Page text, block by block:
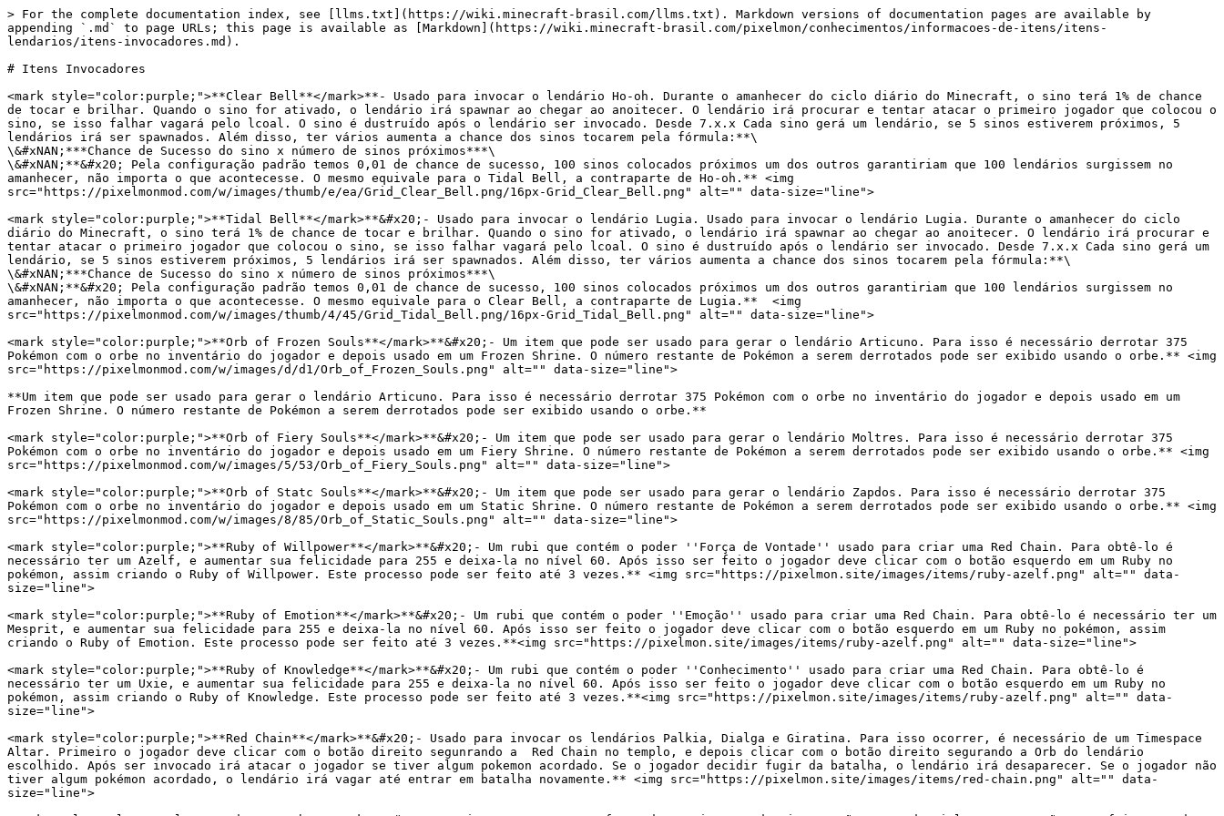
> For the complete documentation index, see [llms.txt](https://wiki.minecraft-brasil.com/llms.txt). Markdown versions of documentation pages are available by
appending `.md` to page URLs; this page is available as [Markdown](https://wiki.minecraft-brasil.com/pixelmon/conhecimentos/informacoes-de-itens/itens-
lendarios/itens-invocadores.md).
# Itens Invocadores
<mark style="color:purple;">**Clear Bell**</mark>**- Usado para invocar o lendário Ho-oh. Durante o amanhecer do ciclo diário do Minecraft, o sino terá 1% de chance
de tocar e brilhar. Quando o sino for ativado, o lendário irá spawnar ao chegar ao anoitecer. O lendário irá procurar e tentar atacar o primeiro jogador que colocou o
sino, se isso falhar vagará pelo lcoal. O sino é dustruído após o lendário ser invocado. Desde 7.x.x Cada sino gerá um lendário, se 5 sinos estiverem próximos, 5
lendários irá ser spawnados. Além disso, ter vários aumenta a chance dos sinos tocarem pela fórmula:**\
\&#xNAN;***Chance de Sucesso do sino x número de sinos próximos***\
\&#xNAN;**&#x20; Pela configuração padrão temos 0,01 de chance de sucesso, 100 sinos colocados próximos um dos outros garantiriam que 100 lendários surgissem no
amanhecer, não importa o que acontecesse. O mesmo equivale para o Tidal Bell, a contraparte de Ho-oh.** <img
src="https://pixelmonmod.com/w/images/thumb/e/ea/Grid_Clear_Bell.png/16px-Grid_Clear_Bell.png" alt="" data-size="line">
<mark style="color:purple;">**Tidal Bell**</mark>**&#x20;- Usado para invocar o lendário Lugia. Usado para invocar o lendário Lugia. Durante o amanhecer do ciclo
diário do Minecraft, o sino terá 1% de chance de tocar e brilhar. Quando o sino for ativado, o lendário irá spawnar ao chegar ao anoitecer. O lendário irá procurar e
tentar atacar o primeiro jogador que colocou o sino, se isso falhar vagará pelo lcoal. O sino é dustruído após o lendário ser invocado. Desde 7.x.x Cada sino gerá um
lendário, se 5 sinos estiverem próximos, 5 lendários irá ser spawnados. Além disso, ter vários aumenta a chance dos sinos tocarem pela fórmula:**\
\&#xNAN;***Chance de Sucesso do sino x número de sinos próximos***\
\&#xNAN;**&#x20; Pela configuração padrão temos 0,01 de chance de sucesso, 100 sinos colocados próximos um dos outros garantiriam que 100 lendários surgissem no
amanhecer, não importa o que acontecesse. O mesmo equivale para o Clear Bell, a contraparte de Lugia.**  <img
src="https://pixelmonmod.com/w/images/thumb/4/45/Grid_Tidal_Bell.png/16px-Grid_Tidal_Bell.png" alt="" data-size="line">
<mark style="color:purple;">**Orb of Frozen Souls**</mark>**&#x20;- Um item que pode ser usado para gerar o lendário Articuno. Para isso é necessário derrotar 375
Pokémon com o orbe no inventário do jogador e depois usado em um Frozen Shrine. O número restante de Pokémon a serem derrotados pode ser exibido usando o orbe.** <img
src="https://pixelmonmod.com/w/images/d/d1/Orb_of_Frozen_Souls.png" alt="" data-size="line">
**Um item que pode ser usado para gerar o lendário Articuno. Para isso é necessário derrotar 375 Pokémon com o orbe no inventário do jogador e depois usado em um
Frozen Shrine. O número restante de Pokémon a serem derrotados pode ser exibido usando o orbe.**
<mark style="color:purple;">**Orb of Fiery Souls**</mark>**&#x20;- Um item que pode ser usado para gerar o lendário Moltres. Para isso é necessário derrotar 375
Pokémon com o orbe no inventário do jogador e depois usado em um Fiery Shrine. O número restante de Pokémon a serem derrotados pode ser exibido usando o orbe.** <img
src="https://pixelmonmod.com/w/images/5/53/Orb_of_Fiery_Souls.png" alt="" data-size="line">
<mark style="color:purple;">**Orb of Statc Souls**</mark>**&#x20;- Um item que pode ser usado para gerar o lendário Zapdos. Para isso é necessário derrotar 375
Pokémon com o orbe no inventário do jogador e depois usado em um Static Shrine. O número restante de Pokémon a serem derrotados pode ser exibido usando o orbe.** <img
src="https://pixelmonmod.com/w/images/8/85/Orb_of_Static_Souls.png" alt="" data-size="line">
<mark style="color:purple;">**Ruby of Willpower**</mark>**&#x20;- Um rubi que contém o poder ''Força de Vontade'' usado para criar uma Red Chain. Para obtê-lo é
necessário ter um Azelf, e aumentar sua felicidade para 255 e deixa-la no nível 60. Após isso ser feito o jogador deve clicar com o botão esquerdo em um Ruby no
pokémon, assim criando o Ruby of Willpower. Este processo pode ser feito até 3 vezes.** <img src="https://pixelmon.site/images/items/ruby-azelf.png" alt="" data-
size="line">
<mark style="color:purple;">**Ruby of Emotion**</mark>**&#x20;- Um rubi que contém o poder ''Emoção'' usado para criar uma Red Chain. Para obtê-lo é necessário ter um
Mesprit, e aumentar sua felicidade para 255 e deixa-la no nível 60. Após isso ser feito o jogador deve clicar com o botão esquerdo em um Ruby no pokémon, assim
criando o Ruby of Emotion. Este processo pode ser feito até 3 vezes.**<img src="https://pixelmon.site/images/items/ruby-azelf.png" alt="" data-size="line">
<mark style="color:purple;">**Ruby of Knowledge**</mark>**&#x20;- Um rubi que contém o poder ''Conhecimento'' usado para criar uma Red Chain. Para obtê-lo é
necessário ter um Uxie, e aumentar sua felicidade para 255 e deixa-la no nível 60. Após isso ser feito o jogador deve clicar com o botão esquerdo em um Ruby no
pokémon, assim criando o Ruby of Knowledge. Este processo pode ser feito até 3 vezes.**<img src="https://pixelmon.site/images/items/ruby-azelf.png" alt="" data-
size="line">
<mark style="color:purple;">**Red Chain**</mark>**&#x20;- Usado para invocar os lendários Palkia, Dialga e Giratina. Para isso ocorrer, é necessário de um Timespace
Altar. Primeiro o jogador deve clicar com o botão direito segunrando a  Red Chain no templo, e depois clicar com o botão direito segurando a Orb do lendário
escolhido. Após ser invocado irá atacar o jogador se tiver algum pokemon acordado. Se o jogador decidir fugir da batalha, o lendário irá desaparecer. Se o jogador não
tiver algum pokémon acordado, o lendário irá vagar até entrar em batalha novamente.** <img src="https://pixelmon.site/images/items/red-chain.png" alt="" data-
size="line">